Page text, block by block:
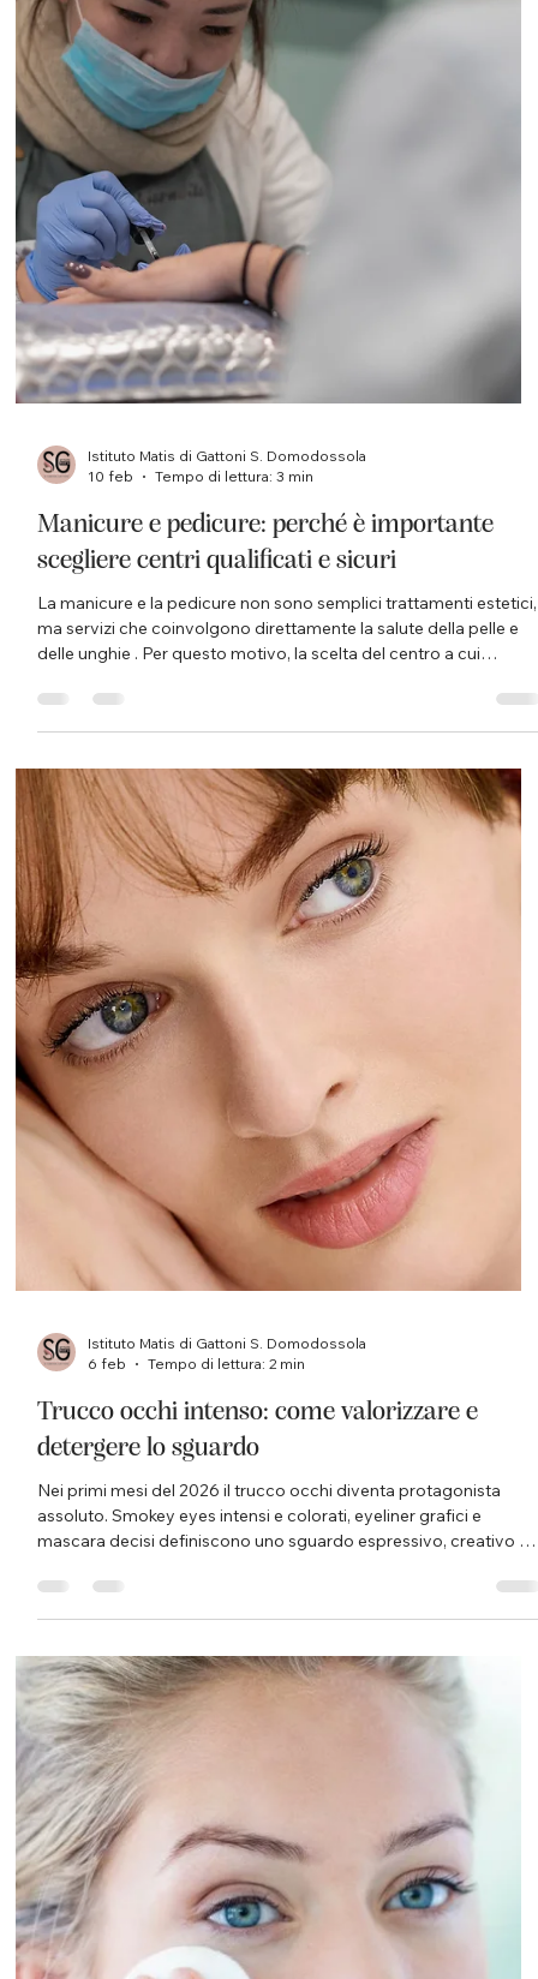
Istituto Matis di Gattoni S. Domodossola
19 feb
Tempo di lettura: 2 min
Preparare il corpo con i trattamenti giusti: il
percorso ideale inizia a Febbraio
Non è mai troppo presto per preparare il proprio corpo alle
vacanze estive. La tanto temuta prova costume non è poi così
ancora “smaltendo” gli ultimi eccessi tra feste, dolci e Carnevale,
tranquilla: è assolutamente normale. Proprio per questo
fretta, un percorso mirato per ritrovare leggerezza e tonicità.
Dopo i mesi invernali, infatti, il corpo p
10 feb
Tempo di lettura: 3 min
Manicure e pedicure: perché è importante
scegliere centri qualificati e sicuri
ma servizi che coinvolgono direttamente la salute della pelle e
delle unghie . Per questo motivo, la scelta del centro a cui
affidarsi non dovrebbe mai basarsi solo sul prezzo, ma
soprattutto su sicurezza, igiene e competenza professionale .
bellezza non può prescindere dalla tutela d